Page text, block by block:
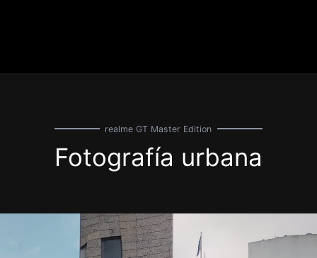
realme GT Master Edition
Fotografía urbana